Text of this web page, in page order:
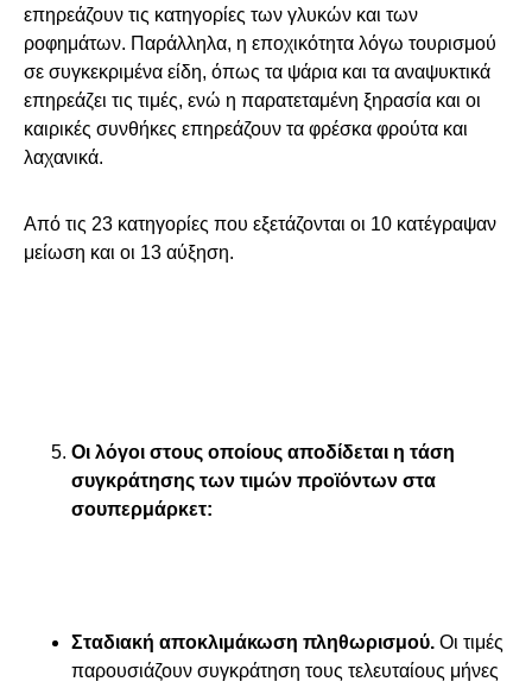
επηρεάζουν τις κατηγορίες των γλυκών και των
ροφημάτων. Παράλληλα, η εποχικότητα λόγω τουρισμού
σε συγκεκριμένα είδη, όπως τα ψάρια και τα αναψυκτικά
επηρεάζει τις τιμές, ενώ η παρατεταμένη ξηρασία και οι
καιρικές συνθήκες επηρεάζουν τα φρέσκα φρούτα και
λαχανικά.
Από τις 23 κατηγορίες που εξετάζονται οι 10 κατέγραψαν
μείωση και οι 13 αύξηση.
Οι λόγοι στους οποίους αποδίδεται η τάση
συγκράτησης των τιμών προϊόντων στα
σουπερμάρκετ:
Σταδιακή αποκλιμάκωση πληθωρισμού. Οι τιμές
παρουσιάζουν συγκράτηση τους τελευταίους μήνες